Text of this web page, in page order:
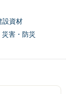
設資材
災害・防災